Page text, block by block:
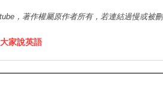
，著作權屬原作者所有，若連結過慢或被
大家說英語